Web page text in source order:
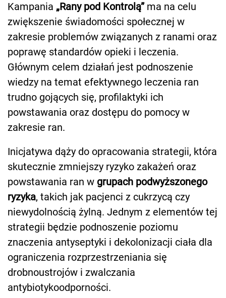
Kampania „Rany pod Kontrolą”ma na celu
zwiększenie świadomości społecznej w
zakresie problemów związanych z ranami oraz
poprawę standardów opieki i leczenia.
Głównym celem działań jest podnoszenie
wiedzy na temat efektywnego leczenia ran
trudno gojących się, profilaktyki ich
powstawania oraz dostępu do pomocy w
zakresie ran.
Inicjatywa dąży do opracowania strategii, która
skutecznie zmniejszy ryzyko zakażeń oraz
powstawania ran w grupach podwyższonego
ryzyka, takich jak pacjenci z cukrzycą czy
niewydolnością żylną. Jednym z elementów tej
strategii będzie podnoszenie poziomu
znaczenia antyseptyki i dekolonizacji ciała dla
ograniczenia rozprzestrzeniania się
drobnoustrojów i zwalczania
antybiotykoodporności.